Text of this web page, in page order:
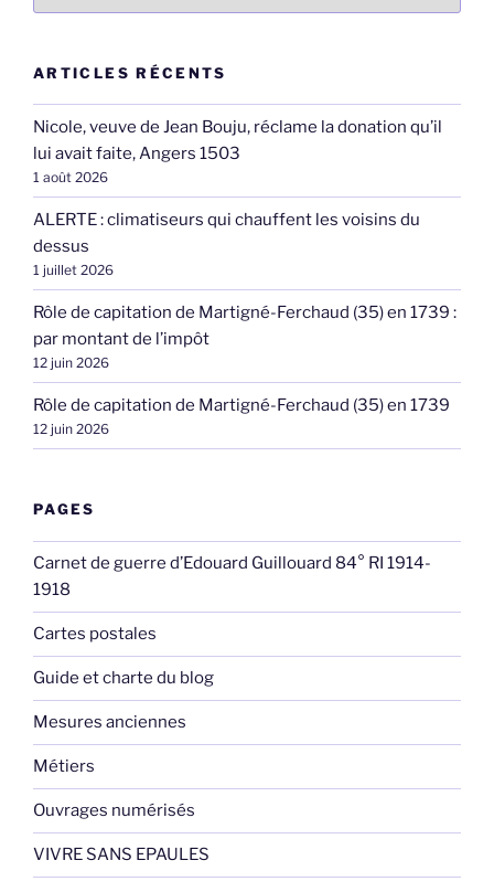
ARTICLES RÉCENTS
Nicole, veuve de Jean Bouju, réclame la donation qu’il
lui avait faite, Angers 1503
1 août 2026
ALERTE : climatiseurs qui chauffent les voisins du
dessus
1 juillet 2026
Rôle de capitation de Martigné-Ferchaud (35) en 1739 :
par montant de l’impôt
12 juin 2026
Rôle de capitation de Martigné-Ferchaud (35) en 1739
12 juin 2026
PAGES
Carnet de guerre d’Edouard Guillouard 84° RI 1914-
1918
Cartes postales
Guide et charte du blog
Mesures anciennes
Métiers
Ouvrages numérisés
VIVRE SANS EPAULES